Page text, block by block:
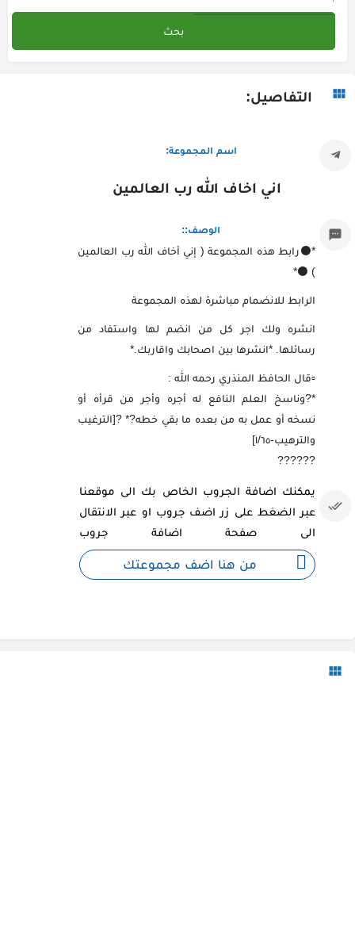
التفاصيل:
اسم المجموعة:
اني اخاف الله رب العالمين
الوصف::
*⚫رابط هذه المجموعة ( إني أخاف الله رب العالمين
) ⚫*
الرابط للانضمام مباشرة لهذه المجموعة
انشره ولك اجر كل من انضم لها واستفاد من
رسائلها. *انشرها بين اصحابك واقاربك.*
▫‏قال الحافظ المنذري رحمه الله :
*?وناسخ العلم النافع له أجره وأجر من قرأه أو
نسخه أو عمل به من بعده ما بقي خطه?* ?[الترغيب
والترهيب-١/٦٥]
??????
يمكنك اضافة الجروب الخاص بك الى موقعنا
عبر الضغط على زر اضف جروب او عبر الانتقال
الى صفحة اضافة جروب
من هنا اضف مجموعتك